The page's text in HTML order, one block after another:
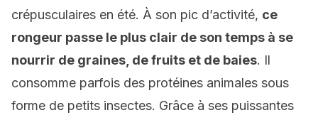
crépusculaires en été. À son pic d’activité, ce
rongeur passe le plus clair de son temps à se
nourrir de graines, de fruits et de baies. Il
consomme parfois des protéines animales sous
forme de petits insectes. Grâce à ses puissantes